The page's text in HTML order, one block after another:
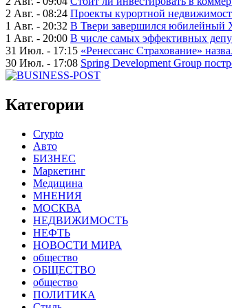
2 Авг. - 08:24 Проекты курортной
1 Авг. - 20:32 В Твери завершился юбилейный
1 Авг. - 20:00 В числе самых эффективных
31 Июл. - 17:15 «Ренессанс Страхование»
30 Июл. - 17:08 Spring Development Group
Категории
Crypto
Авто
БИЗНЕС
Маркетинг
Медицина
МНЕНИЯ
МОСКВА
НЕДВИЖИМОСТЬ
НЕФТЬ
НОВОСТИ МИРА
общество
ОБЩЕСТВО
общество
ПОЛИТИКА